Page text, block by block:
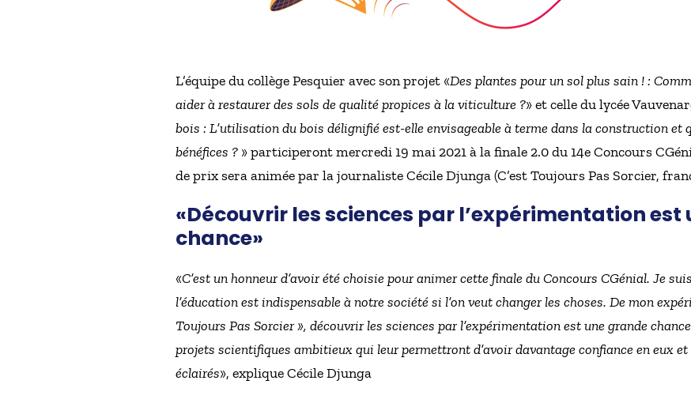
L’équipe du collège Pesquier avec son projet «Des plantes pour un sol plus sain ! :
aider à restaurer des sols de qualité propices à la viticulture ?» et celle du lycée
bois : L’utilisation du bois délignifié est-elle envisageable à terme dans la construction et
bénéfices ? » participeront mercredi 19 mai 2021 à la finale 2.0 du 14e Concours
de prix sera animée par la journaliste Cécile Djunga (C’est Toujours Pas Sorcier,
«Découvrir les sciences par l’expérimentation est
chance»
«C’est un honneur d’avoir été choisie pour animer cette finale du Concours CGénial. Je
l’éducation est indispensable à notre société si l’on veut changer les choses. De mon
Toujours Pas Sorcier », découvrir les sciences par l’expérimentation est une grande
projets scientifiques ambitieux qui leur permettront d’avoir davantage confiance en eux
éclairés», explique Cécile Djunga